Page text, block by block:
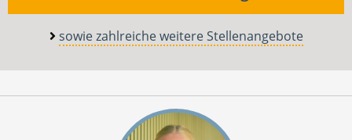
sowie zahlreiche weitere Stellenangebote